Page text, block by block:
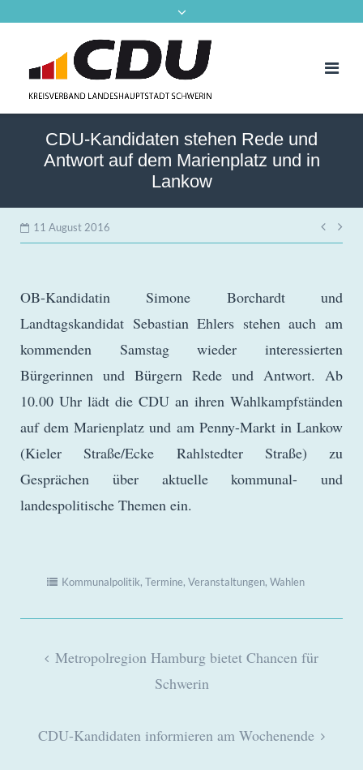
CDU-Kandidaten stehen Rede und
Antwort auf dem Marienplatz und in
Lankow
11 August 2016
OB-Kandidatin Simone Borchardt und
Landtagskandidat Sebastian Ehlers stehen auch am
kommenden Samstag wieder interessierten
Bürgerinnen und Bürgern Rede und Antwort. Ab
10.00 Uhr lädt die CDU an ihren Wahlkampfständen
auf dem Marienplatz und am Penny-Markt in Lankow
(Kieler Straße/Ecke Rahlstedter Straße) zu
Gesprächen über aktuelle kommunal- und
landespolitische Themen ein.
Kommunalpolitik,Termine,Veranstaltungen,Wahlen
Beitragsnavigation
Metropolregion Hamburg bietet Chancen für
Schwerin
CDU-Kandidaten informieren am Wochenende